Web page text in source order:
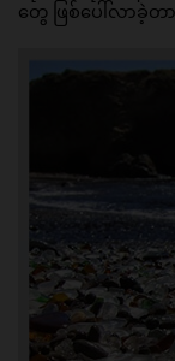
တွေ ဖြစ်ပေါ်လာခဲ့တ